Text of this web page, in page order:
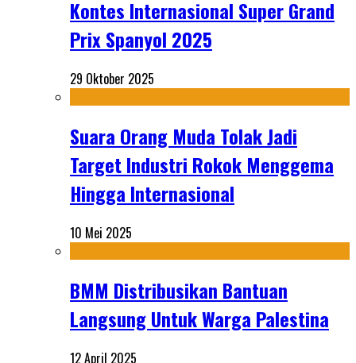
Kontes Internasional Super Grand
Prix Spanyol 2025
29 Oktober 2025
Suara Orang Muda Tolak Jadi
Target Industri Rokok Menggema
Hingga Internasional
10 Mei 2025
BMM Distribusikan Bantuan
Langsung Untuk Warga Palestina
12 April 2025